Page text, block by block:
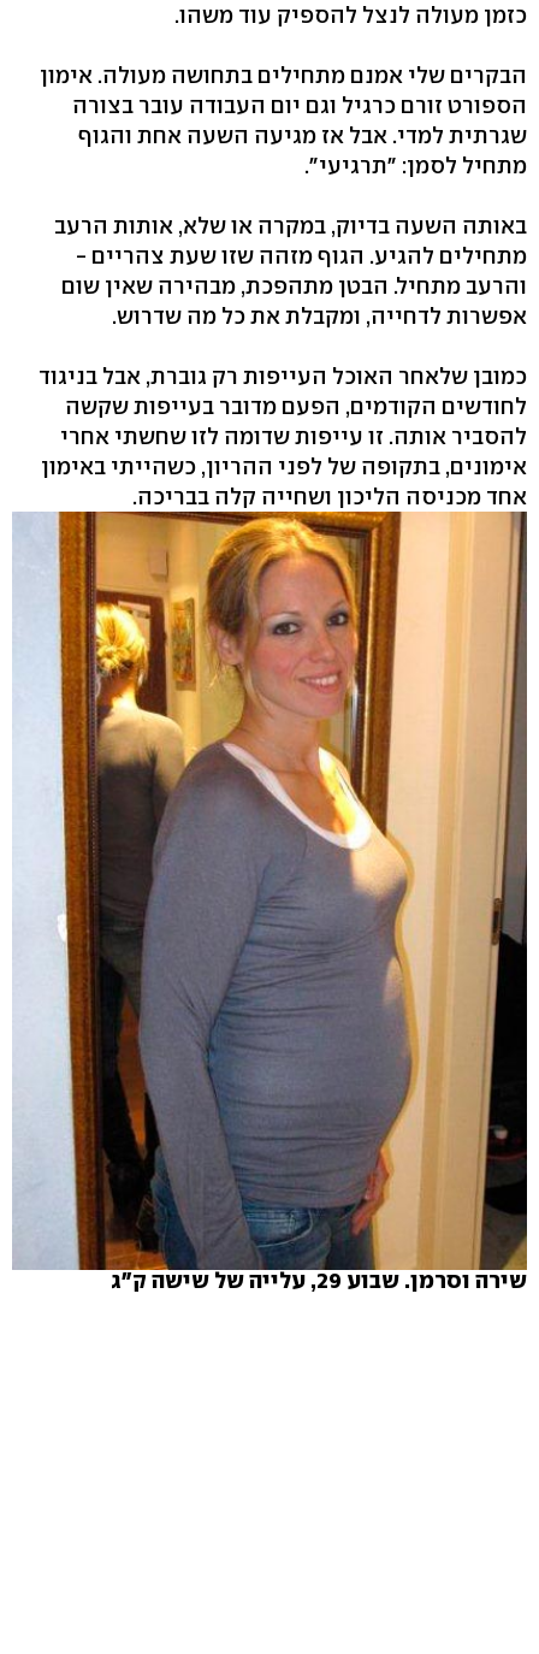
כזמן מעולה לנצל להספיק עוד משהו.
הבקרים שלי אמנם מתחילים בתחושה מעולה. אימון
הספורט זורם כרגיל וגם יום העבודה עובר בצורה
שגרתית למדי. אבל אז מגיעה השעה אחת והגוף
מתחיל לסמן: "תרגיעי".
באותה השעה בדיוק, במקרה או שלא, אותות הרעב
מתחילים להגיע. הגוף מזהה שזו שעת צהריים -
והרעב מתחיל. הבטן מתהפכת, מבהירה שאין שום
אפשרות לדחייה, ומקבלת את כל מה שדרוש.
כמובן שלאחר האוכל העייפות רק גוברת, אבל בניגוד
לחודשים הקודמים, הפעם מדובר בעייפות שקשה
להסביר אותה. זו עייפות שדומה לזו שחשתי אחרי
אימונים, בתקופה של לפני ההריון, כשהייתי באימון
אחד מכניסה הליכון ושחייה קלה בבריכה.
שירה וסרמן. שבוע 29, עלייה של שישה ק"ג